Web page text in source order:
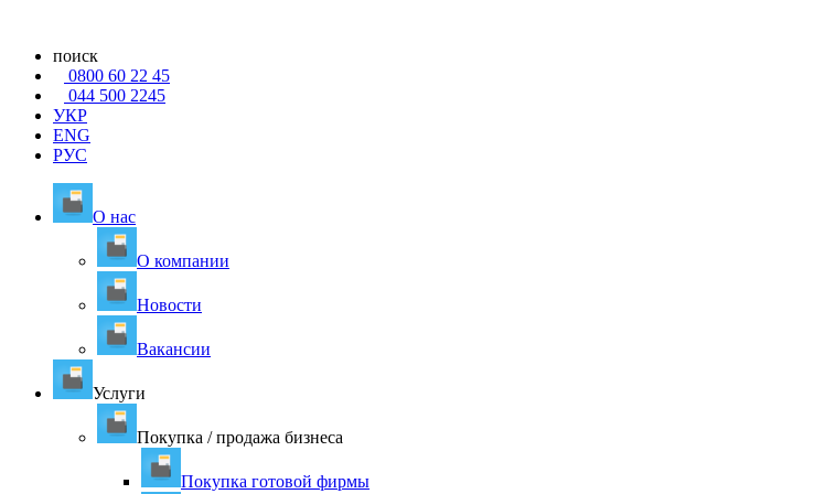
поиск
0800 60 22 45
044 500 2245
УКР
ENG
РУС
О нас
О компании
Новости
Вакансии
Услуги
Покупка / продажа бизнеса
Покупка готовой фирмы